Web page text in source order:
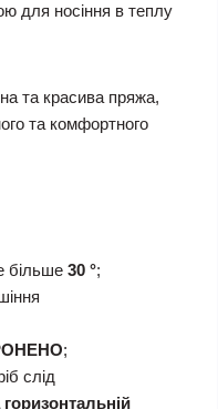
для носіння в теплу
та красива пряжа,
та комфортного
більше 30 °;
;
слід